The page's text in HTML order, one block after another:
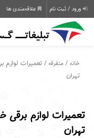
ورود / ثبت نام علاقه‌مندی ها
خانه /متفرقه / تعمیرات لوازم
تهران
تعمیرات لوازم برقی
تهران